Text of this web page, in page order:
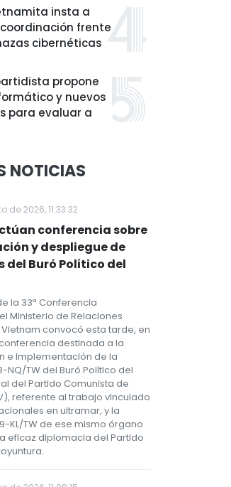
insta a
frente
cibernéticas
propone
y nuevos
para evaluar a
NOTICIAS
de 2026, 11:33:32
conferencia sobre
y despliegue de
del Buró Político del
la 33ª Conferencia
Ministerio de Relaciones
convocó esta tarde, en
destinada a la
e implementación de la
NQ/TW del Buró Político del
del Partido Comunista de
referente al trabajo vinculado
en ultramar, y la
KL/TW de ese mismo órgano
eficaz diplomacia del Partido